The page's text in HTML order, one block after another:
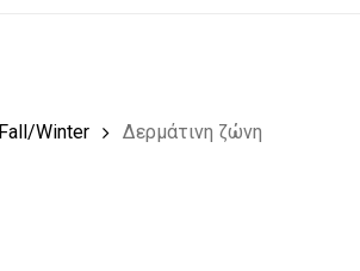
Fall/Winter Δερμάτινη ζώνη